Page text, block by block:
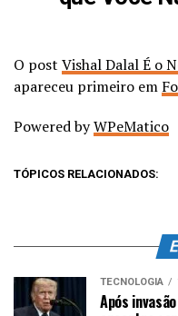
O post Vishal Dalal É o
apareceu primeiro em
Powered byWPeMatico
TÓPICOS RELACIONADOS:
TECNOLOGIA
Após